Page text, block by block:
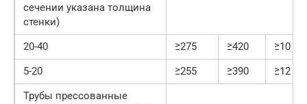
сечении указана толщина
стенки)
20-40
≥275 ≥420
≥10
5-20
≥255 ≥390
≥12
Трубы прессованные